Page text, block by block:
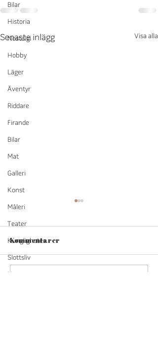
Bilar
Historia
Nostalgi
Hobby
Läger
Äventyr
Riddare
Firande
Bilar
Mat
Galleri
Konst
Måleri
Teater
Kungligheter
Slottsliv
Senaste inlägg Visa alla
Kommentarer